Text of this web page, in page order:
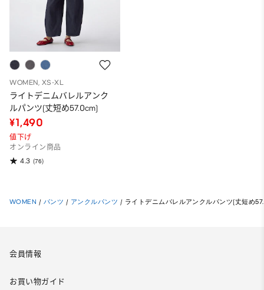
WOMEN, XS-XL
ライトデニムバレルアンク
ルパンツ(丈短め57.0cm)
¥1,490
値下げ
オンライン商品
4.3 (76)
WOMEN / パンツ / アンクルパンツ / ライトデニムバレルアンクルパンツ(丈短め
会員情報
お買い物ガイド